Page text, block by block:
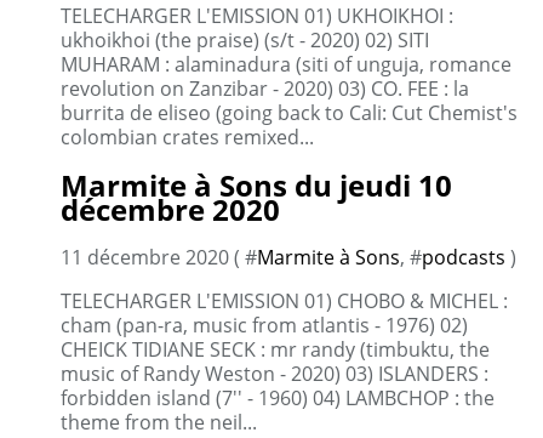
TELECHARGER L'EMISSION 01) UKHOIKHOI :
ukhoikhoi (the praise) (s/t - 2020) 02) SITI
MUHARAM : alaminadura (siti of unguja, romance
revolution on Zanzibar - 2020) 03) CO. FEE : la
burrita de eliseo (going back to Cali: Cut Chemist's
colombian crates remixed...
Marmite à Sons du jeudi 10
décembre 2020
11 décembre 2020 ( #Marmite à Sons, #podcasts )
TELECHARGER L'EMISSION 01) CHOBO & MICHEL :
cham (pan-ra, music from atlantis - 1976) 02)
CHEICK TIDIANE SECK : mr randy (timbuktu, the
music of Randy Weston - 2020) 03) ISLANDERS :
forbidden island (7'' - 1960) 04) LAMBCHOP : the
theme from the neil...